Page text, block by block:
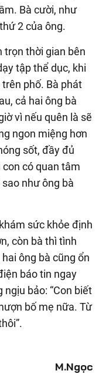
Bà cười, như
2 của ông.
trọn thời gian bên
tập thể dục, khi
phố. Bà phát
cả hai ông bà
vì nếu quên là sẽ
ngon miệng hơn
sốt, đầy đủ
có quan tâm
như ông bà
sức khỏe định
còn bà thì tình
ông bà cũng ổn
báo tin ngay
bảo: “Con biết
bố mẹ nữa. Từ
M.Ngọc